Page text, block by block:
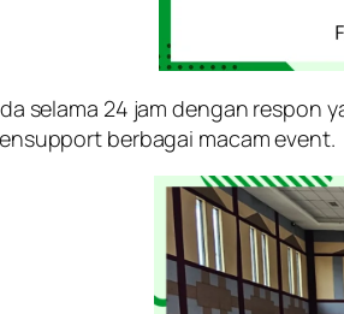
selama 24 jam dengan
berbagai macam event.